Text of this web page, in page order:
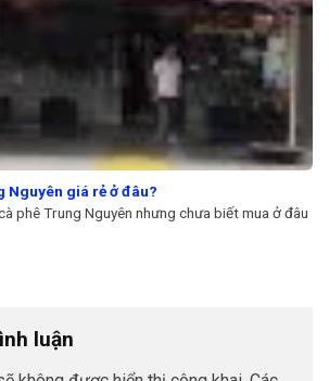
Nguyên giá rẻ ở đâu?
phê Trung Nguyên nhưng chưa biết mua ở đâu
luận